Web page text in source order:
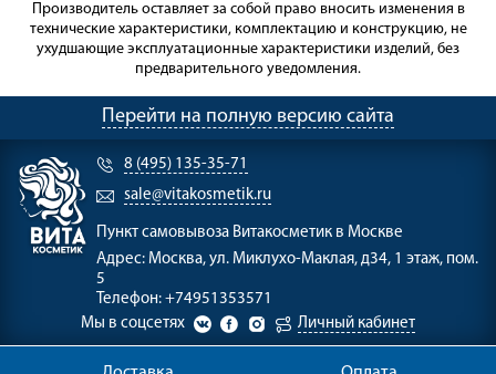
Производитель оставляет за собой право вносить изменения в
технические характеристики, комплектацию и конструкцию, не
ухудшающие эксплуатационные характеристики изделий, без
предварительного уведомления.
Перейти на полную версию сайта
8 (495) 135-35-71
sale@vitakosmetik.ru
Пункт самовывоза Витакосметик в Москве
Адрес: Москва, ул. Миклухо-Маклая, д34, 1 этаж, пом.
5
Телефон: +74951353571
Мы в соцсетях
Личный кабинет